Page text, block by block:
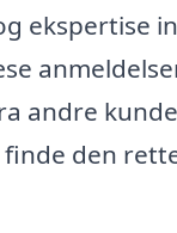
ekspertise
andre
den